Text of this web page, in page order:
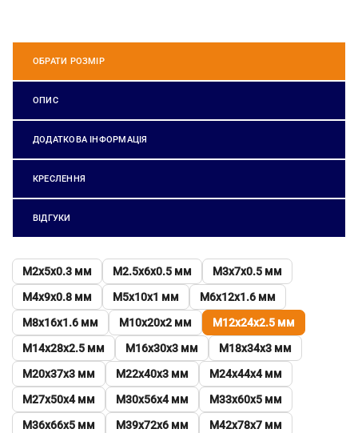
ОБРАТИ РОЗМІР
ОПИС
ДОДАТКОВА ІНФОРМАЦІЯ
КРЕСЛЕННЯ
ВІДГУКИ
М2х5х0.3 мм М2.5х6х0.5 мм
М3х7х0.5 мм
М4х9х0.8 мм
М5х10х1 мм
М6х12х1.6 мм
М8х16х1.6 мм
М10х20х2 мм
М12х24х2.5 мм
М14х28х2.5 мм
М16х30х3 мм
М18х34х3 мм
М20х37х3 мм
М22х40х3 мм
М24х44х4 мм
М27х50х4 мм
М30х56х4 мм
М33х60х5 мм
М36х66х5 мм
М39х72х6 мм
М42х78х7 мм